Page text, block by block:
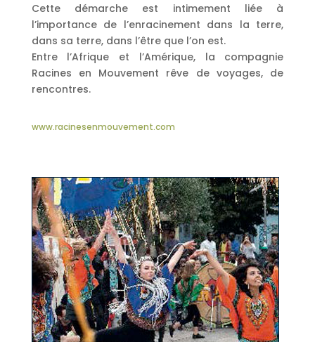
Cette démarche est intimement liée à
l’importance de l’enracinement dans la terre,
dans sa terre, dans l’être que l’on est.
Entre l’Afrique et l’Amérique, la compagnie
Racines en Mouvement rêve de voyages, de
rencontres.
www.racinesenmouvement.com